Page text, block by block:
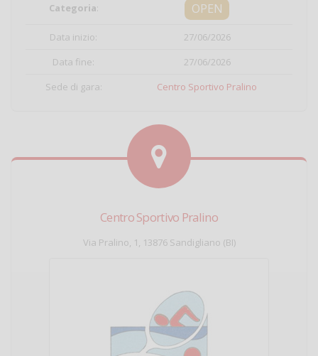
Categoria: OPEN
Data inizio:
27/06/2026
Data fine:
27/06/2026
Sede di gara:
Centro Sportivo Pralino
Centro Sportivo Pralino
Via Pralino, 1, 13876 Sandigliano (BI)